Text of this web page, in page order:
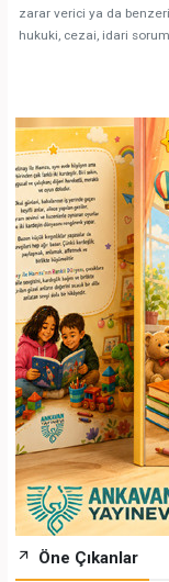
zarar verici ya da
hukuki, cezai, idari
Öne Çıkanlar